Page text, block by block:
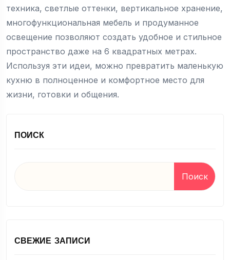
техника, светлые оттенки, вертикальное хранение,
многофункциональная мебель и продуманное
освещение позволяют создать удобное и стильное
пространство даже на 6 квадратных метрах.
Используя эти идеи, можно превратить маленькую
кухню в полноценное и комфортное место для
жизни, готовки и общения.
ПОИСК
Поиск
СВЕЖИЕ ЗАПИСИ